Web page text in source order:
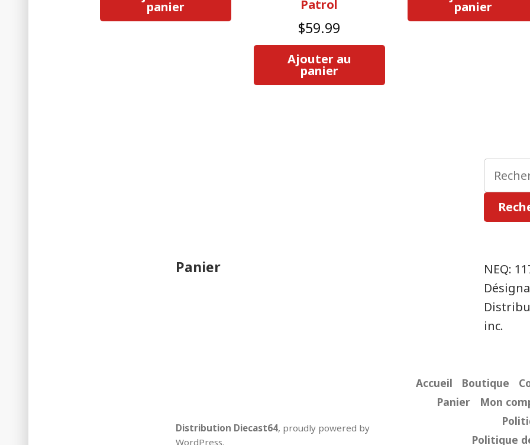
panier
Patrol
$59.99
Ajouter au
panier
panier
Panier
NEQ:
inc.
Accueil Boutique
Panier
Mon
Politique
Distribution Diecast64, proudly powered by
WordPress.